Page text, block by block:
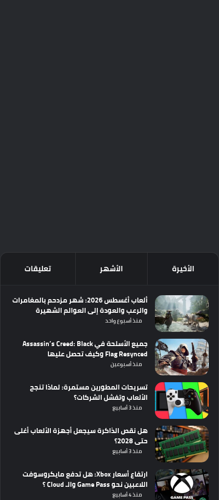
الأخيرة الأشهر تعليقات
ألعاب أغسطس 2026: شهر مزدحم بالمغامرات
والرعب والعودة إلى العوالم الشهيرة
منذ أسبوع واحد
جميع الأسلحة في Assassin’s Creed: Black
Flag Resynced وكيف تحصل عليها
منذ أسبوعين
تسريحات المطورين مستمرة: لماذا تنجح
الألعاب وتفشل الشركات؟
منذ 3 أسابيع
هل نقص الذاكرة سيجعل أجهزة الألعاب أغلى
حتى 2028؟
منذ 3 أسابيع
ارتفاع أسعار Xbox: هل تدفع مايكروسوفت
اللاعبين نحو Game Pass والـ Cloud ؟
منذ 4 أسابيع